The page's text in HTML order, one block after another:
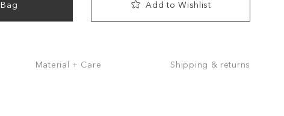
Add to Wishlist
Material + Care Shipping & returns